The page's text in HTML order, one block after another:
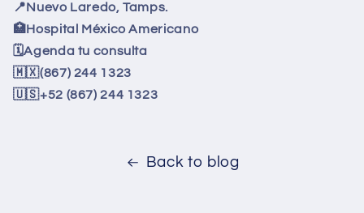
📍Nuevo Laredo, Tamps.
🏥 Hospital México Americano
🗓️Agenda tu consulta
🇲🇽(867) 244 1323
🇺🇸+52 (867) 244 1323
Back to blog